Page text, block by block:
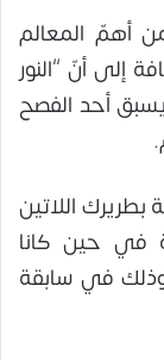
أهمّ المعالم
إلى أنّ “النور
أحد الفصح
بطريرك اللاتين
في حين كانا
وذلك في سابقة